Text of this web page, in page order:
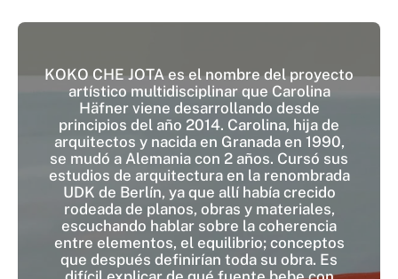
KOKO CHE JOTA es el nombre del proyecto
artístico multidisciplinar que Carolina
Häfner viene desarrollando desde
principios del año 2014. Carolina, hija de
arquitectos y nacida en Granada en 1990,
se mudó a Alemania con 2 años. Cursó sus
estudios de arquitectura en la renombrada
UDK de Berlín, ya que allí había crecido
rodeada de planos, obras y materiales,
escuchando hablar sobre la coherencia
entre elementos, el equilibrio; conceptos
que después definirían toda su obra. Es